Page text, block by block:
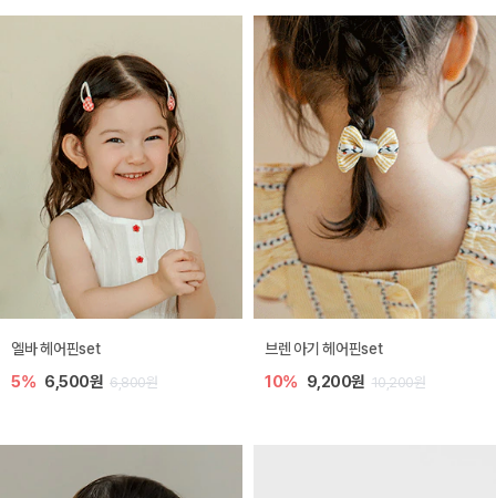
엘바 헤어핀set
5% 6,500원 6,800원
브렌 아기 헤어핀set
10% 9,200원 10,200원